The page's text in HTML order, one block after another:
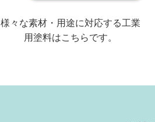
様々な素材・用途に対応する工業
用塗料はこちらです。